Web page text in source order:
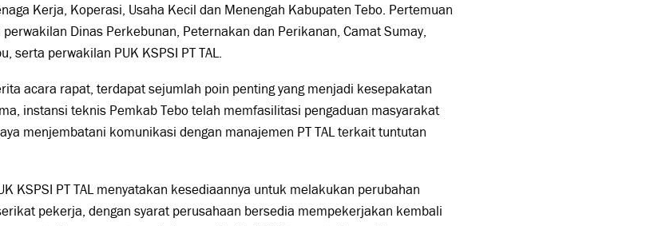
Kerja, Koperasi, Usaha Kecil dan Menengah Kabupaten Tebo. Pertemuan
Dinas Perkebunan, Peternakan dan Perikanan, Camat Sumay,
serta perwakilan PUK KSPSI PT TAL.
acara rapat, terdapat sejumlah poin penting yang menjadi kesepakatan
instansi teknis Pemkab Tebo telah memfasilitasi pengaduan masyarakat
menjembatani komunikasi dengan manajemen PT TAL terkait tuntutan
KSPSI PT TAL menyatakan kesediaannya untuk melakukan perubahan
pekerja, dengan syarat perusahaan bersedia mempekerjakan kembali